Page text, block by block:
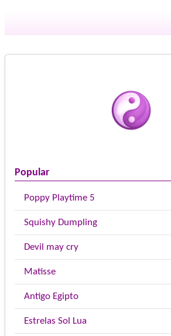
Popular
Poppy Playtime 5
Squishy Dumpling
Devil may cry
Matisse
Antigo Egipto
Estrelas Sol Lua